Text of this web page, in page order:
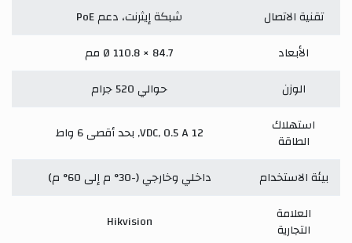
تقنية الاتصال
شبكة إيثرنت، دعم PoE
الأبعاد
Ø 110.8 × 84.7 مم
الوزن
حوالي 520 جرام
استهلاك
الطاقة 12 VDC, 0.5 A, بحد أقصى 6 واط
بيئة الاستخدام
داخلي وخارجي (-30° م إلى 60° م)
العلامة
التجارية Hikvision